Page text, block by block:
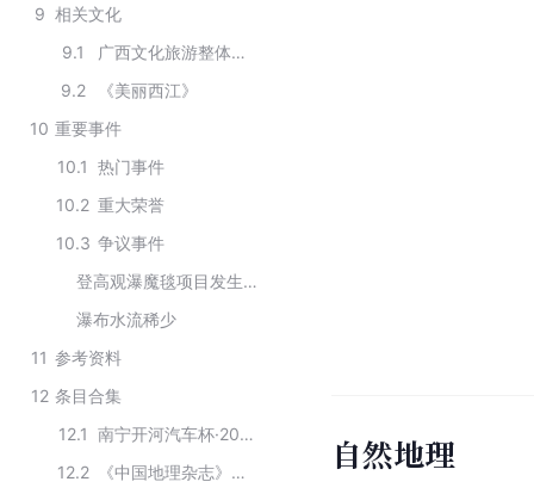
9 相关文化
9.1
广西文化旅游整体形象宣传片
9.2
《美丽西江》
10 重要事件
10.1 热门事件
10.2 重大荣誉
10.3 争议事件
登高观瀑魔毯项目发生故障
瀑布水流稀少
11 参考资料
12 条目合集
12.1
南宁开河汽车杯·2005广西十佳旅游景区
12.2
《中国地理杂志》中国最美的六大瀑布
自然地理